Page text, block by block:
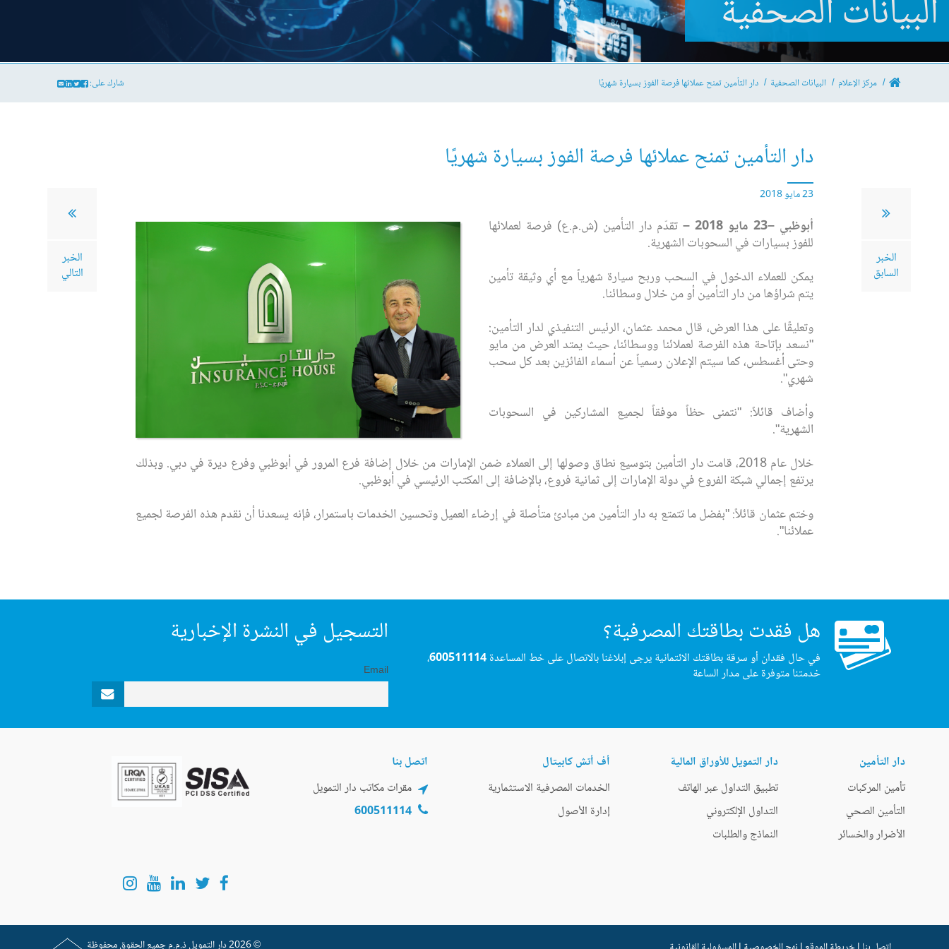
البيانات الصحفية
مركز الإعلام البيانات الصحفية دار التأمين تمنح عملائها فرصة الفوز بسيارة شهريًا شارك على:
الخبر
السابق
الخبر
التالي
دار التأمين تمنح عملائها فرصة الفوز بسيارة شهريًا
23 مايو 2018
أبوظبي –23 مايو 2018 –
تقدّم دار التأمين (ش.م.ع) فرصة لعملائها
للفوز بسيارات في السحوبات الشهرية.
يمكن للعملاء الدخول في السحب وربح سيارة شهرياً مع أي وثيقة تأمين
يتم شراؤها من دار التأمين أو من خلال وسطائنا.
وتعليقًا على هذا العرض، قال محمد عثمان، الرئيس التنفيذي لدار التأمين:
"نسعد بإتاحة هذه الفرصة لعملائنا ووسطائنا، حيث يمتد العرض من مايو
وحتى أغسطس، كما سيتم الإعلان رسمياً عن أسماء الفائزين بعد كل سحب
شهري".
وأضاف قائلاً: "نتمنى حظاً موفقاً لجميع المشاركين في السحوبات
الشهرية".
خلال عام 2018، قامت دار التأمين بتوسيع نطاق وصولها إلى العملاء ضمن الإمارات من خلال إضافة فرع المرور في أبوظبي وفرع ديرة في دبي. وبذلك
يرتفع إجمالي شبكة الفروع في دولة الإمارات إلى ثمانية فروع، بالإضافة إلى المكتب الرئيسي في أبوظبي.
وختم عثمان قائلاً: "بفضل ما تتمتع به دار التأمين من مبادئ متأصلة في إرضاء العميل وتحسين الخدمات باستمرار، فإنه يسعدنا أن نقدم هذه الفرصة لجميع
عملائنا".
هل فقدت بطاقتك المصرفية؟
في حال فقدان أو سرقة بطاقتك الائتمانية يرجى إبلاغنا بالاتصال على خط المساعدة600511114،
خدمتنا متوفرة على مدار الساعة
التسجيل في النشرة الإخبارية
Email
دار التأمين
تأمين المركبات
التأمين الصحي
الأضرار والخسائر
دار التمويل للأوراق المالية
تطبيق التداول عبر الهاتف
التداول الإلكتروني
النماذج والطلبات
أف أتش كابيتال
الخدمات المصرفية الاستثمارية
إدارة الأصول
اتصل بنا
مقرات مكاتب دار التمويل
600511114